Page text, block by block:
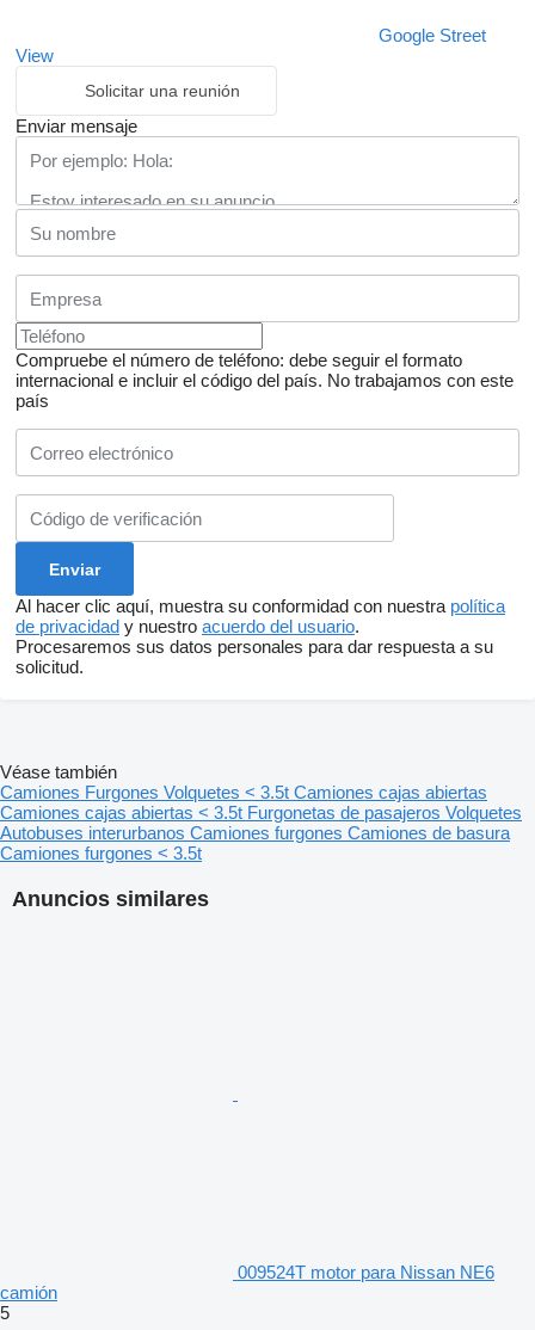
Google Street
View
Solicitar una reunión
Enviar mensaje
Compruebe el número de teléfono: debe seguir el formato
internacional e incluir el código del país. No trabajamos con este
país
Al hacer clic aquí, muestra su conformidad con nuestra política
de privacidad y nuestro acuerdo del usuario.
Procesaremos sus datos personales para dar respuesta a su
solicitud.
Anuncios similares
009524T motor para Nissan NE6
camión
5
Véase también
Camiones Furgones Volquetes < 3.5t Camiones cajas abiertas
Camiones cajas abiertas < 3.5t Furgonetas de pasajeros Volquetes
Autobuses interurbanos Camiones furgones Camiones de basura
Camiones furgones < 3.5t